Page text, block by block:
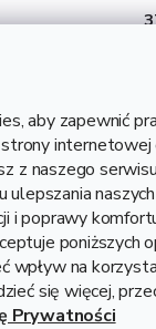
aby zapewnić
internetowej
z naszego
naszych
i poprawy
poniższych
wpływ na
się więcej,
Prywatności